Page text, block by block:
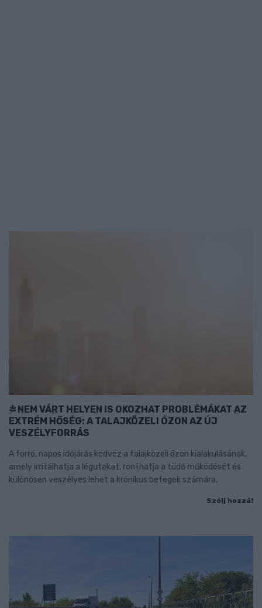
NEM VÁRT HELYEN IS OKOZHAT PROBLÉMÁKAT AZ
EXTRÉM HŐSÉG: A TALAJKÖZELI ÓZON AZ ÚJ
VESZÉLYFORRÁS
A forró, napos időjárás kedvez a talajközeli ózon kialakulásának,
amely irritálhatja a légutakat, ronthatja a tüdő működését és
különösen veszélyes lehet a krónikus betegek számára.
Szólj hozzá!